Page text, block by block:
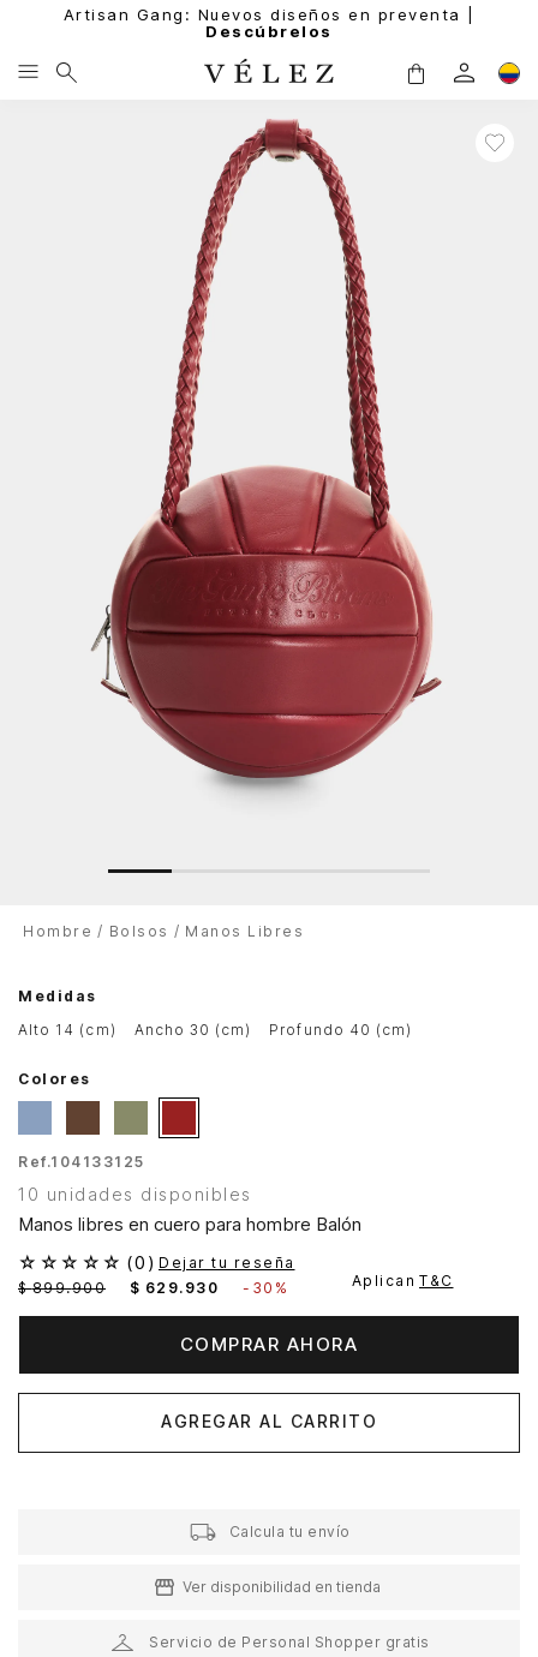
Artisan Gang: Nuevos diseños en preventa |
Descúbrelos
Hombre Bolsos Manos Libres
Medidas
alto 14 (cm)
ancho 30 (cm) profundo 40 (cm)
Colores
Ref.104133125
10 unidades disponibles
Manos libres en cuero para hombre Balón
☆ ☆ ☆ ☆ ☆ (0 ) Dejar tu reseña
$ 899.900 $ 629. 930 - 30% Aplican T&C
COMPRAR AHORA
AGREGAR AL CARRITO
Calcula tu envío
Ver disponibilidad en tienda
Servicio de Personal Shopper gratis